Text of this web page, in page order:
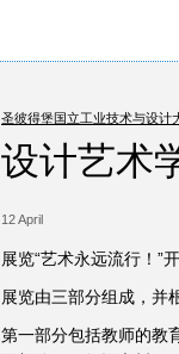
圣彼得堡国立工业技术与设计
设计艺术
12 April
展览“艺术永远流行！”
展览由三部分组成，并
第一部分包括教师的教